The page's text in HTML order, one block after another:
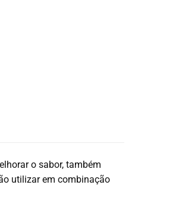
o sabor, também
utilizar em combinação